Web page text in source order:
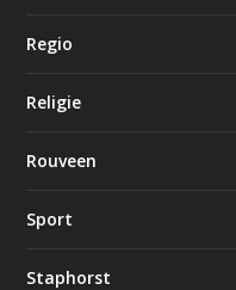
Regio
Religie
Rouveen
Sport
Staphorst